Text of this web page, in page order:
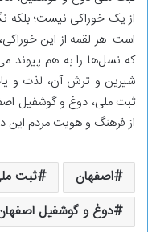
از یک خوراکی نیست؛ بلکه
است. هر لقمه از این
که نسل‌ها را به هم پیوند
شیرین و ترش آن، لذت و یاد
ثبت ملی، دوغ و گوشفیل
از فرهنگ و هویت مردم این
اصفهان ثبت
دوغ و گوشفیل